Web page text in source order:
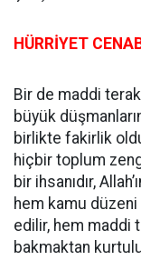
HÜRRİYET
Bir de maddi
büyük
birlikte fakirlik
hiçbir toplum
bir ihsanıdır,
hem kamu düzeni
edilir, hem maddi
bakmaktan